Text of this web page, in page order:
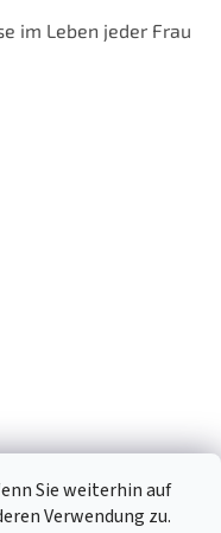
Sie weiterhin auf
Verwendung zu.
im Leben jeder Frau